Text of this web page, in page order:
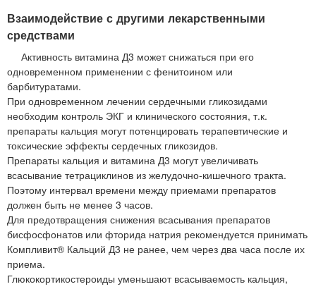
Взаимодействие с другими лекарственными
средствами
Активность витамина Д3 может снижаться при его
одновременном применении с фенитоином или
барбитуратами.
При одновременном лечении сердечными гликозидами
необходим контроль ЭКГ и клинического состояния, т.к.
препараты кальция могут потенцировать терапевтические и
токсические эффекты сердечных гликозидов.
Препараты кальция и витамина Д3 могут увеличивать
всасывание тетрациклинов из желудочно-кишечного тракта.
Поэтому интервал времени между приемами препаратов
должен быть не менее 3 часов.
Для предотвращения снижения всасывания препаратов
бисфосфонатов или фторида натрия рекомендуется принимать
Компливит® Кальций Д3 не ранее, чем через два часа после их
приема.
Глюкокортикостероиды уменьшают всасываемость кальция,